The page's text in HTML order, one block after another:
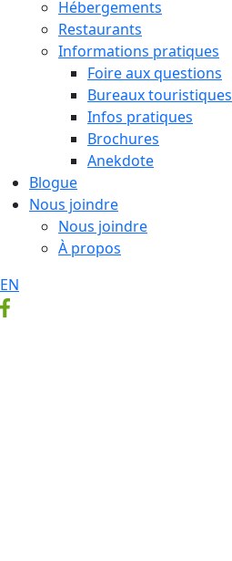
Hébergements
Restaurants
Informations pratiques
Foire aux questions
Bureaux touristiques
Infos pratiques
Brochures
Anekdote
Blogue
Nous joindre
Nous joindre
À propos
EN